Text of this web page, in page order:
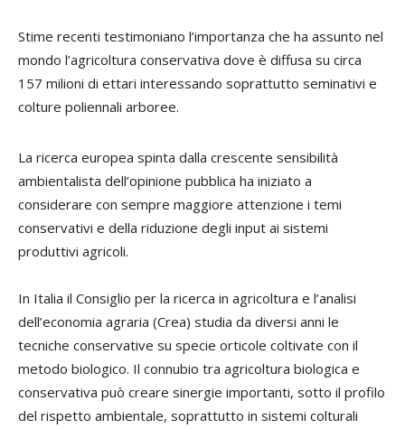
Stime recenti testimoniano l’importanza che ha assunto nel
mondo l’agricoltura conservativa dove è diffusa su circa
157 milioni di ettari interessando soprattutto seminativi e
colture poliennali arboree.
La ricerca europea spinta dalla crescente sensibilità
ambientalista dell’opinione pubblica ha iniziato a
considerare con sempre maggiore attenzione i temi
conservativi e della riduzione degli input ai sistemi
produttivi agricoli.
In Italia il Consiglio per la ricerca in agricoltura e l’analisi
dell’economia agraria (Crea) studia da diversi anni le
tecniche conservative su specie orticole coltivate con il
metodo biologico. Il connubio tra agricoltura biologica e
conservativa può creare sinergie importanti, sotto il profilo
del rispetto ambientale, soprattutto in sistemi colturali